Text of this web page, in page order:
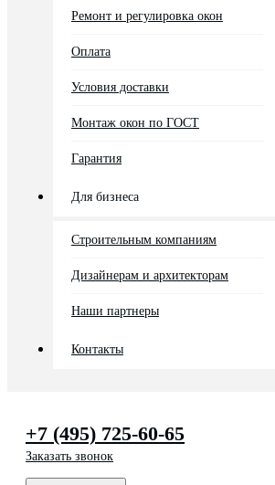
Ремонт и регулировка окон
Оплата
Условия доставки
Монтаж окон по ГОСТ
Гарантия
Для бизнеса
Строительным компаниям
Дизайнерам и архитекторам
Наши партнеры
Контакты
+7 (495) 725-60-65
Заказать звонок